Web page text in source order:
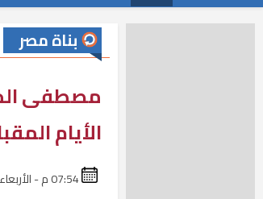
بناة مصر
مصطفى
الأيام